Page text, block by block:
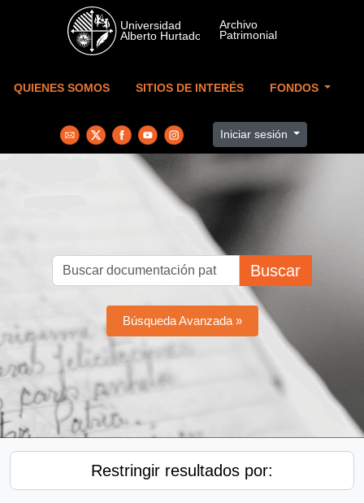
Skip to main content
QUIENES SOMOS SITIOS DE INTERÉS FONDOS
Iniciar sesión
Buscar
Búsqueda Avanzada »
Restringir resultados por: